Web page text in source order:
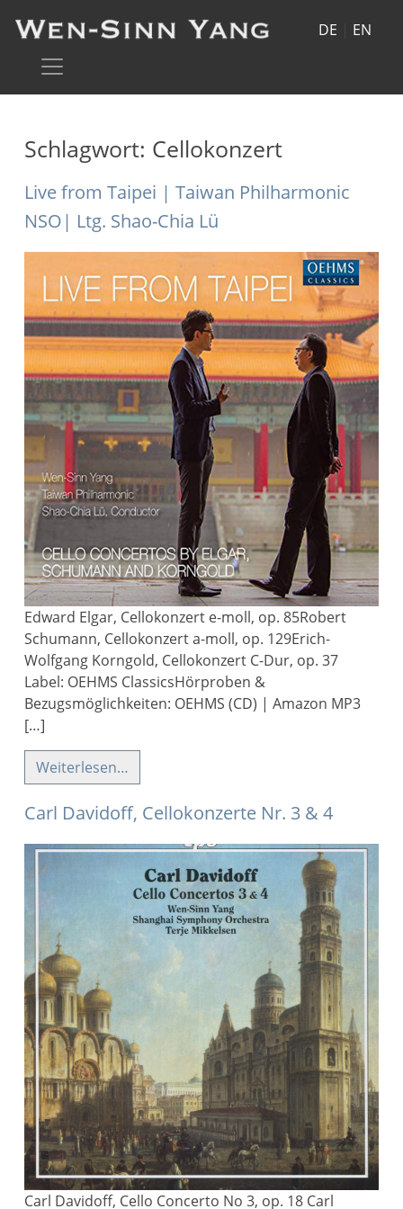
DE EN
Schlagwort: Cellokonzert
Live from Taipei | Taiwan Philharmonic
NSO| Ltg. Shao-Chia Lü
Edward Elgar, Cellokonzert e-moll, op. 85Robert
Schumann, Cellokonzert a-moll, op. 129Erich-
Wolfgang Korngold, Cellokonzert C-Dur, op. 37
Label: OEHMS ClassicsHörproben &
Bezugsmöglichkeiten: OEHMS (CD) | Amazon MP3
[…]
Weiterlesen…
Carl Davidoff, Cellokonzerte Nr. 3 & 4
Carl Davidoff, Cello Concerto No 3, op. 18 Carl